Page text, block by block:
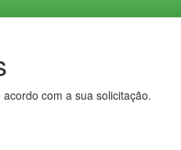
com a sua solicitação.